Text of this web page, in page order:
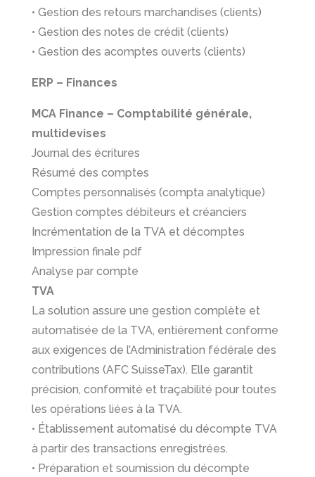
• Gestion des retours marchandises (clients)
• Gestion des notes de crédit (clients)
• Gestion des acomptes ouverts (clients)
ERP – Finances
MCA Finance – Comptabilité générale,
multidevises
Journal des écritures
Résumé des comptes
Comptes personnalisés (compta analytique)
Gestion comptes débiteurs et créanciers
Incrémentation de la TVA et décomptes
Impression finale pdf
Analyse par compte
TVA
La solution assure une gestion complète et
automatisée de la TVA, entièrement conforme
aux exigences de l’Administration fédérale des
contributions (AFC SuisseTax). Elle garantit
précision, conformité et traçabilité pour toutes
les opérations liées à la TVA.
• Établissement automatisé du décompte TVA
à partir des transactions enregistrées.
• Préparation et soumission du décompte